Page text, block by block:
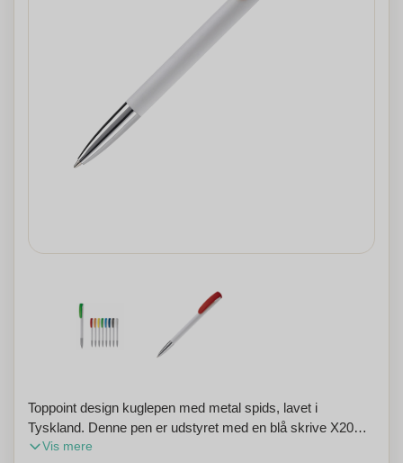
Toppoint design kuglepen med metal spids, lavet i
Tyskland. Denne pen er udstyret med en blå skrive X20
refill til 2,5 km skriveglæde. Fremstillet med en hardcolour
Vis mere